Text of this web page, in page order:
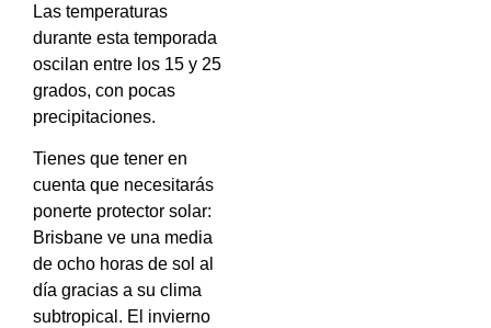
Las temperaturas
durante esta temporada
oscilan entre los 15 y 25
grados, con pocas
precipitaciones.
Tienes que tener en
cuenta que necesitarás
ponerte protector solar:
Brisbane ve una media
de ocho horas de sol al
día gracias a su clima
subtropical. El invierno